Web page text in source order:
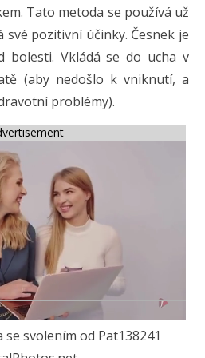
Tato metoda se používá už
své pozitivní účinky. Česnek je
bolesti. Vkládá se do ucha v
(aby nedošlo k vniknutí, a
problémy).
svolením od Pat138241